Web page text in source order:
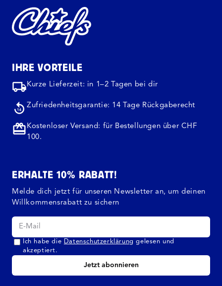
IHRE VORTEILE
Kurze Lieferzeit: in 1–2 Tagen bei dir
Zufriedenheitsgarantie: 14 Tage Rückgaberecht
Kostenloser Versand: für Bestellungen über CHF
100.
ERHALTE 10% RABATT!
Melde dich jetzt für unseren Newsletter an, um deinen
Willkommensrabatt zu sichern
Ich habe die Datenschutzerklärung gelesen und
akzeptiert.
Jetzt abonnieren